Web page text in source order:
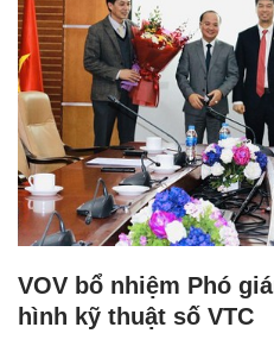
VOV bổ nhiệm Phó
hình kỹ thuật số VTC